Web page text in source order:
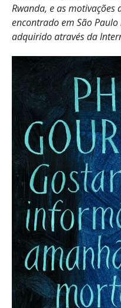
Rwanda, e as motivações
encontrado em São
adquirido através da